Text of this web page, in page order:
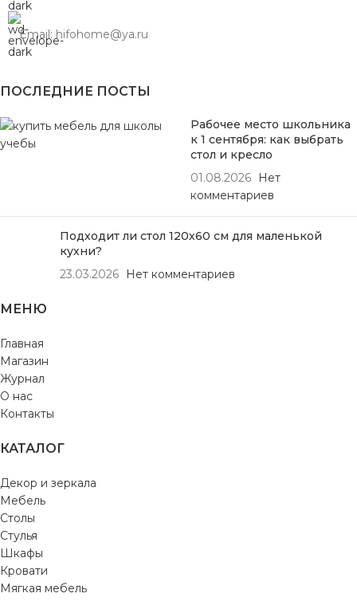
Email: hifohome@ya.ru
ПОСЛЕДНИЕ ПОСТЫ
Рабочее место школьника
к 1 сентября: как выбрать
стол и кресло
01.08.2026
Нет
комментариев
Подходит ли стол 120х60 см для маленькой
кухни?
23.03.2026
Нет комментариев
МЕНЮ
Главная
Магазин
Журнал
О нас
Контакты
КАТАЛОГ
Декор и зеркала
Мебель
Столы
Стулья
Шкафы
Кровати
Мягкая мебель